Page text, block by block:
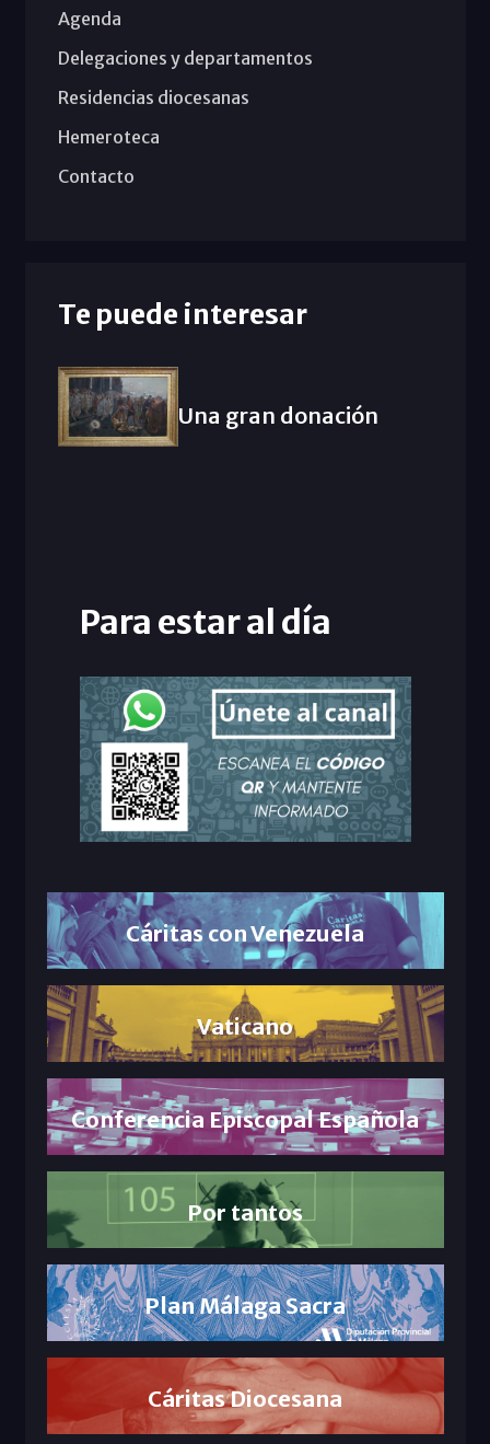
Agenda
Delegaciones y departamentos
Residencias diocesanas
Hemeroteca
Contacto
Te puede interesar
Una gran donación
Para estar al día
Cáritas con Venezuela
Vaticano
Conferencia Episcopal Española
Por tantos
Plan Málaga Sacra
Cáritas Diocesana